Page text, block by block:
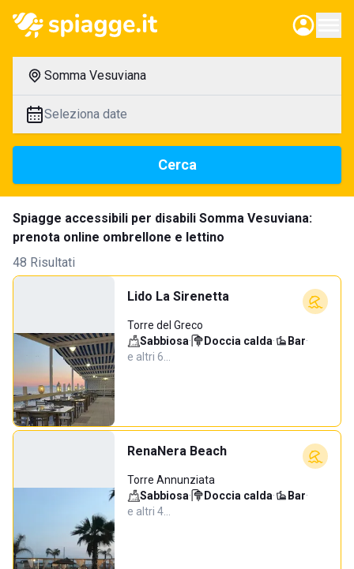
Somma Vesuviana
Seleziona date
Cerca
Spiagge accessibili per disabili Somma Vesuviana:
prenota online ombrellone e lettino
48 Risultati
Lido La Sirenetta
Torre del Greco
Sabbiosa· Doccia calda· Bar·
e altri 6…
RenaNera Beach
Torre Annunziata
Sabbiosa· Doccia calda· Bar·
e altri 4…